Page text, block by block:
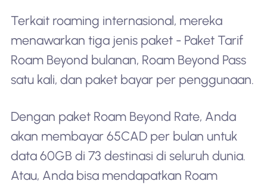
Terkait roaming internasional, mereka
menawarkan tiga jenis paket - Paket Tarif
Roam Beyond bulanan, Roam Beyond Pass
satu kali, dan paket bayar per penggunaan.
Dengan paket Roam Beyond Rate, Anda
akan membayar 65CAD per bulan untuk
data 60GB di 73 destinasi di seluruh dunia.
Atau, Anda bisa mendapatkan Roam